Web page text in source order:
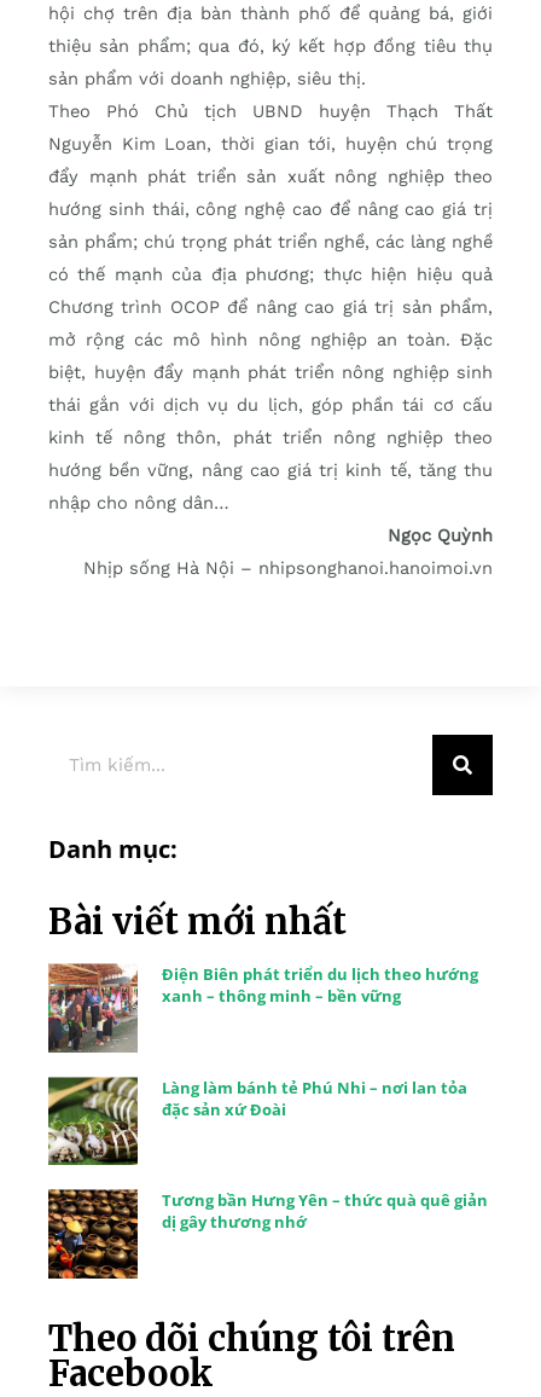
hội chợ trên địa bàn thành phố để quảng bá, giới
thiệu sản phẩm; qua đó, ký kết hợp đồng tiêu thụ
sản phẩm với doanh nghiệp, siêu thị.
Theo Phó Chủ tịch UBND huyện Thạch Thất
Nguyễn Kim Loan, thời gian tới, huyện chú trọng
đẩy mạnh phát triển sản xuất nông nghiệp theo
hướng sinh thái, công nghệ cao để nâng cao giá trị
sản phẩm; chú trọng phát triển nghề, các làng nghề
có thế mạnh của địa phương; thực hiện hiệu quả
Chương trình OCOP để nâng cao giá trị sản phẩm,
mở rộng các mô hình nông nghiệp an toàn. Đặc
biệt, huyện đẩy mạnh phát triển nông nghiệp sinh
thái gắn với dịch vụ du lịch, góp phần tái cơ cấu
kinh tế nông thôn, phát triển nông nghiệp theo
hướng bền vững, nâng cao giá trị kinh tế, tăng thu
nhập cho nông dân…
Ngọc Quỳnh
Nhịp sống Hà Nội – nhipsonghanoi.hanoimoi.vn
Danh mục:
Bài viết mới nhất
Điện Biên phát triển du lịch theo hướng
xanh – thông minh – bền vững
Làng làm bánh tẻ Phú Nhi – nơi lan tỏa
đặc sản xứ Đoài
Tương bần Hưng Yên – thức quà quê giản
dị gây thương nhớ
Theo dõi chúng tôi trên
Facebook